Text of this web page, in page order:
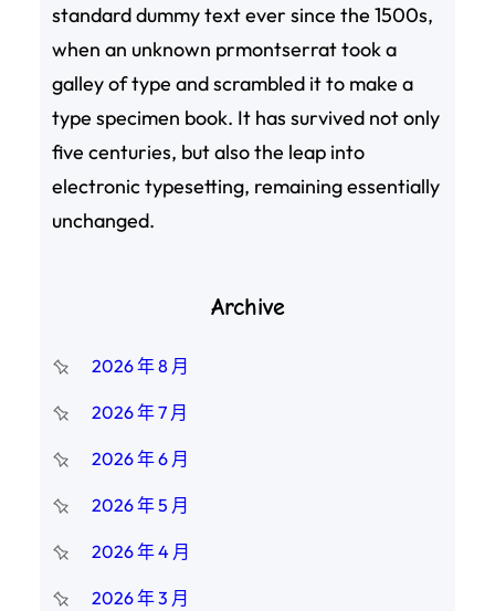
standard dummy text ever since the 1500s,
when an unknown prmontserrat took a
galley of type and scrambled it to make a
type specimen book. It has survived not only
five centuries, but also the leap into
electronic typesetting, remaining essentially
unchanged.
Archive
2026 年 8 月
2026 年 7 月
2026 年 6 月
2026 年 5 月
2026 年 4 月
2026 年 3 月